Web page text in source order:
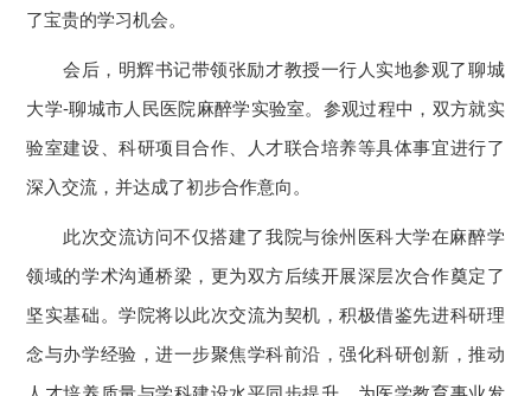
了宝贵的学习机会。
会后，明辉书记带领张励才教授一行人实地参观了聊城
大学-聊城市人民医院麻醉学实验室。参观过程中，双方就实
验室建设、科研项目合作、人才联合培养等具体事宜进行了
深入交流，并达成了初步合作意向。
此次交流访问不仅搭建了我院与徐州医科大学在麻醉学
领域的学术沟通桥梁，更为双方后续开展深层次合作奠定了
坚实基础。学院将以此次交流为契机，积极借鉴先进科研理
念与办学经验，进一步聚焦学科前沿，强化科研创新，推动